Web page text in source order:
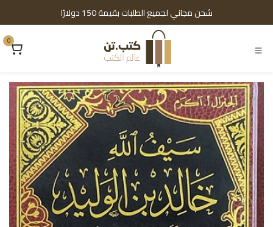
شحن مجاني لجميع الطلبات بقيمة 150 دولارًا
0